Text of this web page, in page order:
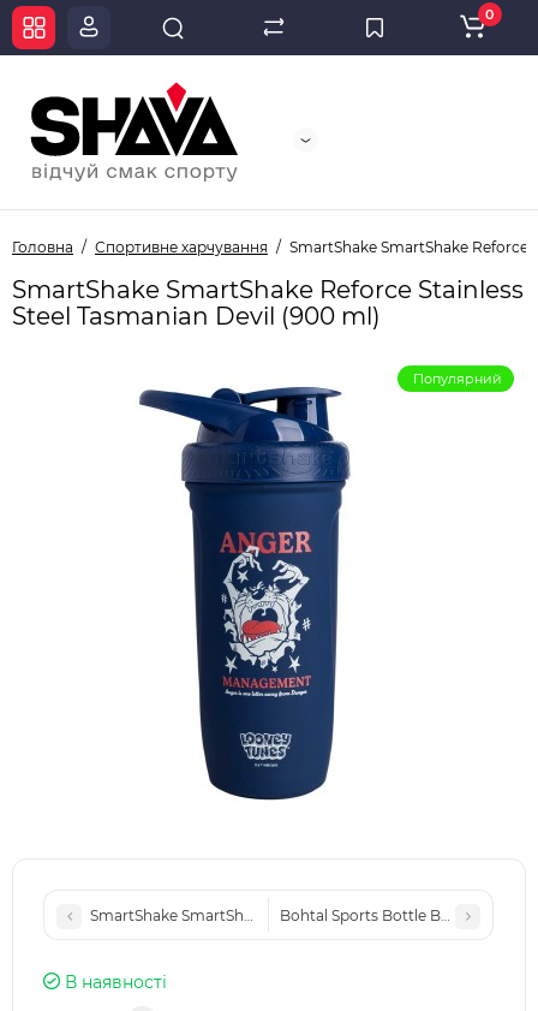
0
Головна Спортивне харчування SmartShake SmartShake Reforce
SmartShake SmartShake Reforce Stainless
Steel Tasmanian Devil (900 ml)
Популярний
SmartShake SmartShake Reforce Stainless Steel Bugs Bunny
Bohtal Sports Bottle Batman Logo
В наявності